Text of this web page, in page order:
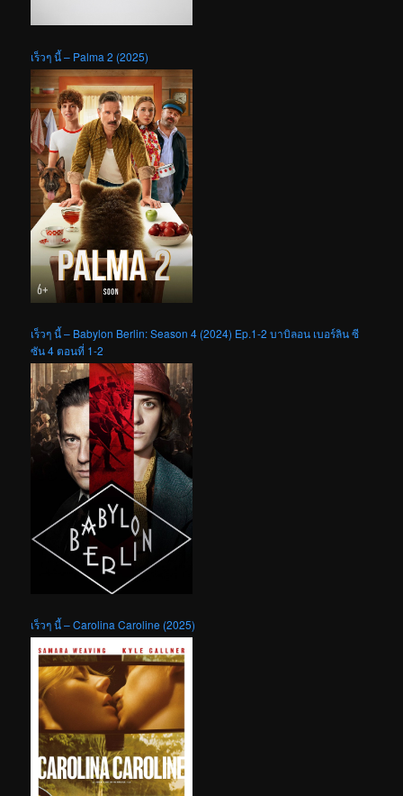
เร็วๆ นี้ – Palma 2 (2025)
เร็วๆ นี้ – Babylon Berlin: Season 4 (2024) Ep.1-2 บาบิลอน เบอร์ลิน ซี
ซัน 4 ตอนที่ 1-2
เร็วๆ นี้ – Carolina Caroline (2025)